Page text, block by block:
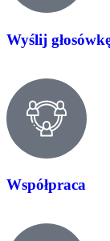
Wyślij
Współpraca